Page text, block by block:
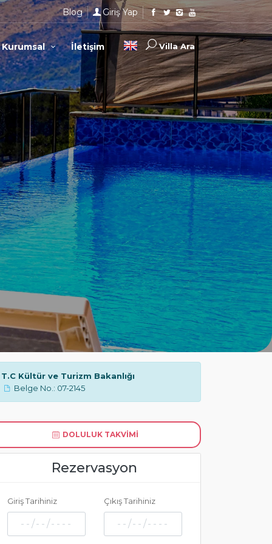
Blog Giriş Yap
Kurumsal İletişim Villa Ara
T.C Kültür ve Turizm Bakanlığı
Belge No.: 07-2145
DOLULUK TAKVIMI
Rezervasyon
Giriş Tarihiniz Çıkış Tarihiniz